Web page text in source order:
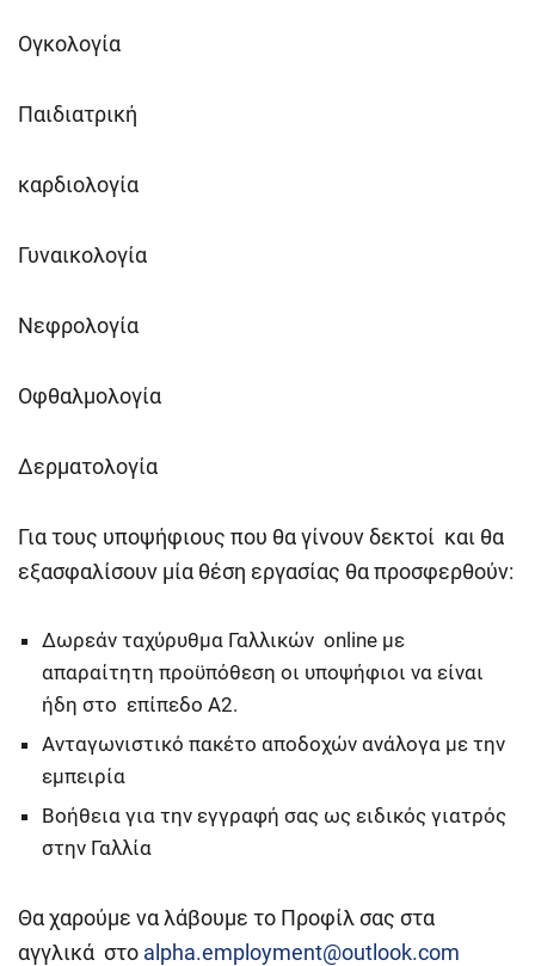
Ογκολογία
Παιδιατρική
καρδιολογία
Γυναικολογία
Νεφρολογία
Οφθαλμολογία
Δερματολογία
Για τους υποψήφιους που θα γίνουν δεκτοί και θα
εξασφαλίσουν μία θέση εργασίας θα προσφερθούν:
Δωρεάν ταχύρυθμα Γαλλικών οnline με
απαραίτητη προϋπόθεση οι υποψήφιοι να είναι
ήδη στο επίπεδο Α2.
Ανταγωνιστικό πακέτο αποδοχών ανάλογα με την
εμπειρία
Βοήθεια για την εγγραφή σας ως ειδικός γιατρός
στην Γαλλία
Θα χαρούμε να λάβουμε το Προφίλ σας στα
αγγλικά στο alpha.employment@outlook.com